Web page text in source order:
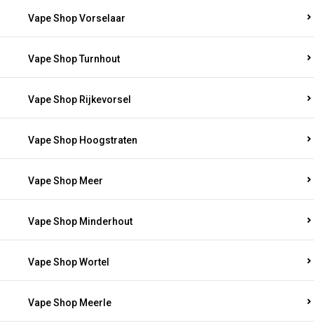
Vape Shop Vorselaar
Vape Shop Turnhout
Vape Shop Rijkevorsel
Vape Shop Hoogstraten
Vape Shop Meer
Vape Shop Minderhout
Vape Shop Wortel
Vape Shop Meerle